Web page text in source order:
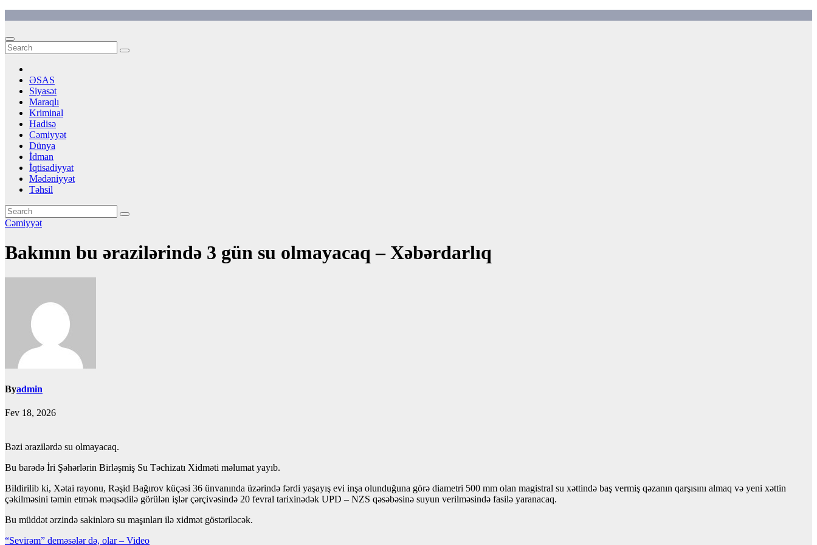
content
ƏSAS
Siyasət
Maraqlı
Kriminal
Hadisə
Cəmiyyət
Dünya
İdman
İqtisadiyyat
Mədəniyyət
Təhsil
Cəmiyyət
Bakının bu ərazilərində 3 gün su olmayacaq – Xəbərdarlıq
Byadmin
Fev 18, 2026
Bəzi ərazilərdə su olmayacaq.
Bu barədə İri Şəhərlərin Birləşmiş Su Təchizatı Xidməti məlumat yayıb.
Bildirilib ki, Xətai rayonu, Rəşid Bağırov küçəsi 36 ünvanında üzərində fərdi yaşayış evi inşa olunduğuna görə diametri 500 mm olan magistral su xəttində baş vermiş qəzanın qarşısını almaq və yeni xəttin
çəkilməsini təmin etmək məqsədilə görülən işlər çərçivəsində 20 fevral tarixinədək UPD – NZS qəsəbəsinə suyun verilməsində fasilə yaranacaq.
Bu müddət ərzində sakinlərə su maşınları ilə xidmət göstəriləcək.
“Sevirəm” deməsələr də, olar – Video